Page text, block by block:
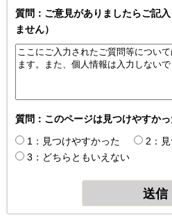
質問：ご意見がありましたらご記
ません）
質問：このページは見つけやすかっ
1：見つけやすかった
2：
3：どちらともいえない